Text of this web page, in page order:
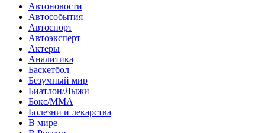
Автоновости
Автособытия
Автоспорт
Автоэксперт
Актеры
Аналитика
Баскетбол
Безумный мир
Биатлон/Лыжи
Бокс/MMA
Болезни и лекарства
В мире